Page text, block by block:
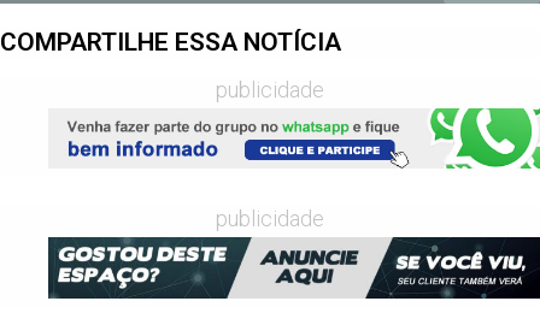
COMPARTILHE ESSA NOTÍCIA
publicidade
publicidade